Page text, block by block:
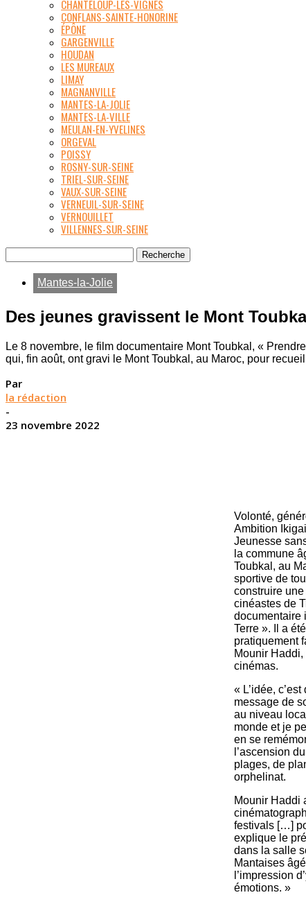
CHANTELOUP-LES-VIGNES
CONFLANS-SAINTE-HONORINE
ÉPÔNE
GARGENVILLE
HOUDAN
LES MUREAUX
LIMAY
MAGNANVILLE
MANTES-LA-JOLIE
MANTES-LA-VILLE
MEULAN-EN-YVELINES
ORGEVAL
POISSY
ROSNY-SUR-SEINE
TRIEL-SUR-SEINE
VAUX-SUR-SEINE
VERNEUIL-SUR-SEINE
VERNOUILLET
VILLENNES-SUR-SEINE
Mantes-la-Jolie
Des jeunes gravissent le Mont
Le 8 novembre, le film documentaire Mont Toubkal, «
qui, fin août, ont gravi le Mont Toubkal, au Maroc, pour
Par
la rédaction
-
23 novembre 2022
Volonté,
Ambition
Jeunesse
la commune
Toubkal, au
sportive de
construire
cinéastes de
documentaire
Terre ». Il a
pratiquement
Mounir
cinémas.
« L’idée,
message de
au niveau
monde et je
en se
l’ascension
plages, de
orphelinat.
Mounir Haddi
festivals […]
explique le
dans la salle
Mantaises
l’impression
émotions. »